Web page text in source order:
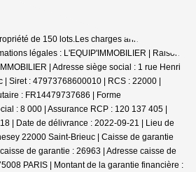
de 150 lots.Les charges annuelles sont
légales : L'EQUIP'IMMOBILIER | Raison
| Adresse siège social : 1 rue Henri
| Siret : 47973768600010 | RCS : 22000 |
: FR14479737686 | Forme
: 8 000 | Assurance RCP : 120 137 405 |
| Date de délivrance : 2022-09-21 | Lieu de
22000 Saint-Brieuc | Caisse de garantie
de garantie : 26963 | Adresse caisse de
PARIS | Montant de la garantie financière :